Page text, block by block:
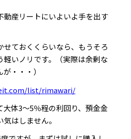
動産リートにいよいよ手を出す
せておくくらいなら、もうそろ
軽いノリです。（実際は余剰な
・・・）
list/rimawari/
大体3～5％程の利回り、預金金
はしません。